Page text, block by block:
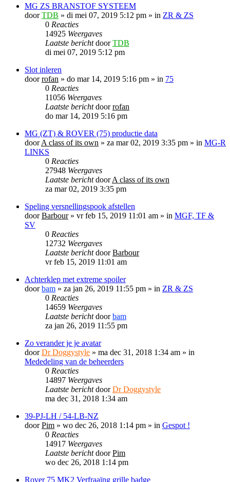
MG ZS BRANSTOF SYSTEEM
doorTDB » di mei 07, 2019 5:12 pm » in ZR & ZS
0 Reacties
14925 Weergaves
Laatste berichtdoorTDB
di mei 07, 2019 5:12 pm
Slot inleren
doorrofan » do mar 14, 2019 5:16 pm » in 75
0 Reacties
11056 Weergaves
Laatste berichtdoorrofan
do mar 14, 2019 5:16 pm
MG (ZT) & ROVER (75) productie data
doorA class of its own » za mar 02, 2019 3:35 pm » in MG-R
LINKS
0 Reacties
27948 Weergaves
Laatste berichtdoorA class of its own
za mar 02, 2019 3:35 pm
Speling versnellingspook afstellen
doorBarbour» vr feb 15, 2019 11:01 am » in MGF, TF &
SV
0 Reacties
12732 Weergaves
Laatste berichtdoorBarbour
vr feb 15, 2019 11:01 am
Achterklep met extreme spoiler
doorbam » za jan 26, 2019 11:55 pm » in ZR & ZS
0 Reacties
14659 Weergaves
Laatste berichtdoorbam
za jan 26, 2019 11:55 pm
Zo verander je je avatar
doorDr Doggystyle » ma dec 31, 2018 1:34 am » in
Mededeling van de beheerders
0 Reacties
14897 Weergaves
Laatste berichtdoorDr Doggystyle
ma dec 31, 2018 1:34 am
39-PJ-LH / 54-LB-NZ
doorPim » wo dec 26, 2018 1:14 pm » in Gespot !
0 Reacties
14917 Weergaves
Laatste berichtdoorPim
wo dec 26, 2018 1:14 pm
Rover 75 MK2 Verfraaïng grille badge